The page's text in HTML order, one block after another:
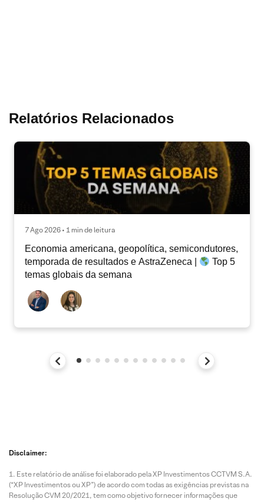
Relatórios Relacionados
7 Ago 2026 • 1 min de leitura
Economia americana, geopolítica, semicondutores,
temporada de resultados e AstraZeneca |
Top 5
temas globais da semana
Disclaimer:
Este relatório de análise foi elaborado pela XP Investimentos CCTVM S.A.
(“XP Investimentos ou XP”) de acordo com todas as exigências previstas na
Resolução CVM 20/2021, tem como objetivo fornecer informações que